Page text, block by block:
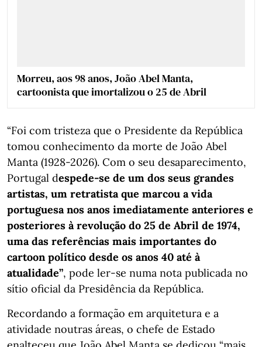
Morreu, aos 98 anos, João Abel Manta,
cartoonista que imortalizou o 25 de Abril
“Foi com tristeza que o Presidente da República
tomou conhecimento da morte de João Abel
Manta (1928-2026). Com o seu desaparecimento,
Portugal despede-se de um dos seus grandes
artistas, um retratista que marcou a vida
portuguesa nos anos imediatamente anteriores e
posteriores à revolução do 25 de Abril de 1974,
uma das referências mais importantes do
cartoon político desde os anos 40 até à
atualidade”, pode ler-se numa nota publicada no
sítio oficial da Presidência da República.
Recordando a formação em arquitetura e a
atividade noutras áreas, o chefe de Estado